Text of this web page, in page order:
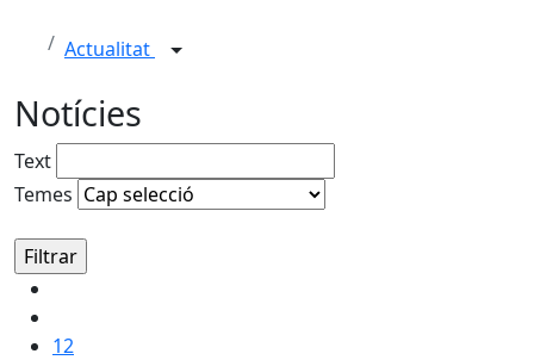
Actualitat
Notícies
Text
Temes
12